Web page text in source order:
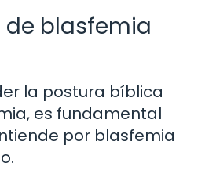
blasfemia
la postura bíblica
es fundamental
por blasfemia